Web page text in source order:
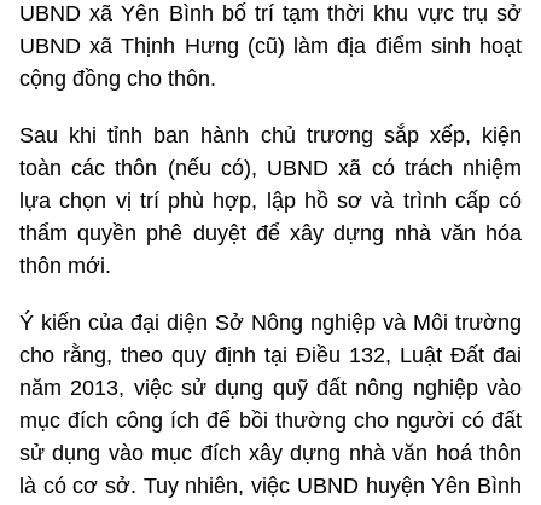
UBND xã Yên Bình bố trí tạm thời khu vực trụ sở
UBND xã Thịnh Hưng (cũ) làm địa điểm sinh hoạt
cộng đồng cho thôn.
Sau khi tỉnh ban hành chủ trương sắp xếp, kiện
toàn các thôn (nếu có), UBND xã có trách nhiệm
lựa chọn vị trí phù hợp, lập hồ sơ và trình cấp có
thẩm quyền phê duyệt để xây dựng nhà văn hóa
thôn mới.
Ý kiến của đại diện Sở Nông nghiệp và Môi trường
cho rằng, theo quy định tại Điều 132, Luật Đất đai
năm 2013, việc sử dụng quỹ đất nông nghiệp vào
mục đích công ích để bồi thường cho người có đất
sử dụng vào mục đích xây dựng nhà văn hoá thôn
là có cơ sở. Tuy nhiên, việc UBND huyện Yên Bình